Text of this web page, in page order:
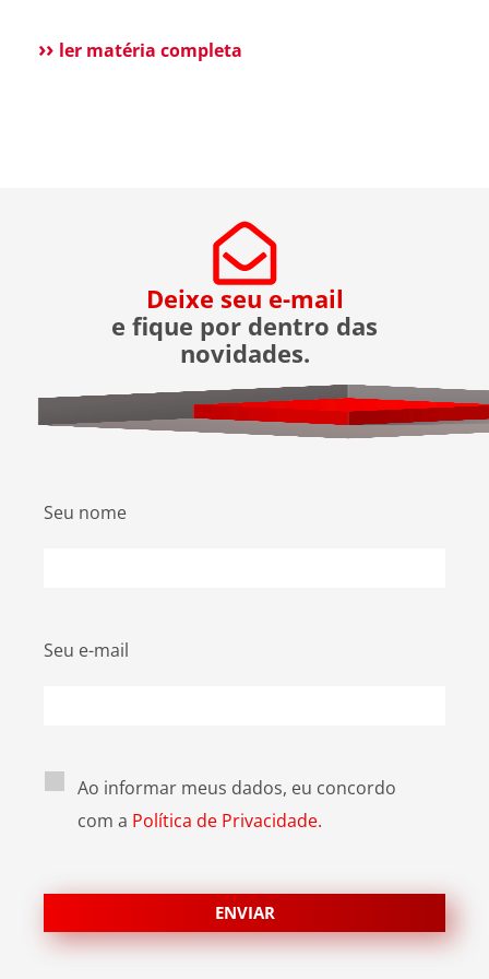
Pensando nisso, o ASTER Locker foi desenvolvido
ler matéria completa
Deixe seu e-mail
e fique por dentro das
novidades.
Seu nome
Seu e-mail
Ao informar meus dados, eu concordo
com a Política de Privacidade.